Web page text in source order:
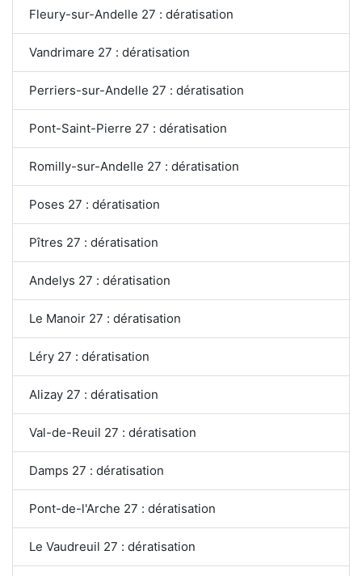
Fleury-sur-Andelle 27 : dératisation
Vandrimare 27 : dératisation
Perriers-sur-Andelle 27 : dératisation
Pont-Saint-Pierre 27 : dératisation
Romilly-sur-Andelle 27 : dératisation
Poses 27 : dératisation
Pîtres 27 : dératisation
Andelys 27 : dératisation
Le Manoir 27 : dératisation
Léry 27 : dératisation
Alizay 27 : dératisation
Val-de-Reuil 27 : dératisation
Damps 27 : dératisation
Pont-de-l'Arche 27 : dératisation
Le Vaudreuil 27 : dératisation